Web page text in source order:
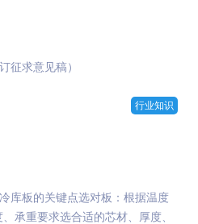
征求意见稿）
行业知识
库板的关键点选对板：根据温度
承重要求选合适的芯材、厚度、